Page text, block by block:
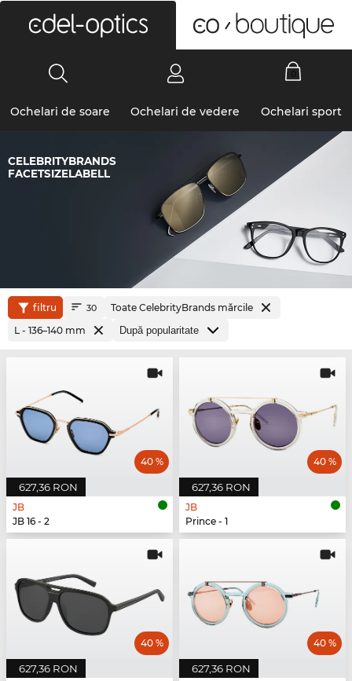
Ochelari de soare Ochelari de vedere Ochelari sport
CELEBRITYBRANDS
FACETSIZELABELL
filtru 30
Toate CelebrityBrands mărcile
L - 136–140 mm
627,36 RON
40 %
JB
JB 16 - 2
627,36 RON
40 %
JB
Prince - 1
627,36 RON
40 %
627,36 RON
40 %